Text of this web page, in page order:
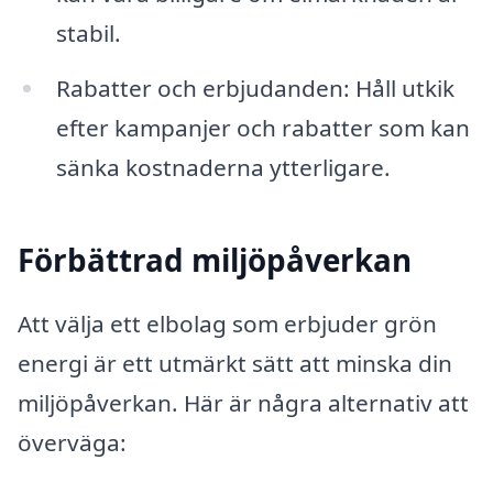
stabil.
Rabatter och erbjudanden: Håll utkik
efter kampanjer och rabatter som kan
sänka kostnaderna ytterligare.
Förbättrad miljöpåverkan
Att välja ett elbolag som erbjuder grön
energi är ett utmärkt sätt att minska din
miljöpåverkan. Här är några alternativ att
överväga: